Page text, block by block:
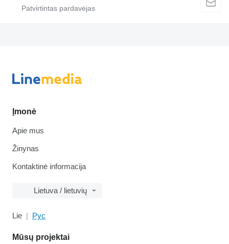
Įmonė
Apie mus
Žinynas
Kontaktinė informacija
Lietuva / lietuvių
Lie Рус
Mūsų projektai